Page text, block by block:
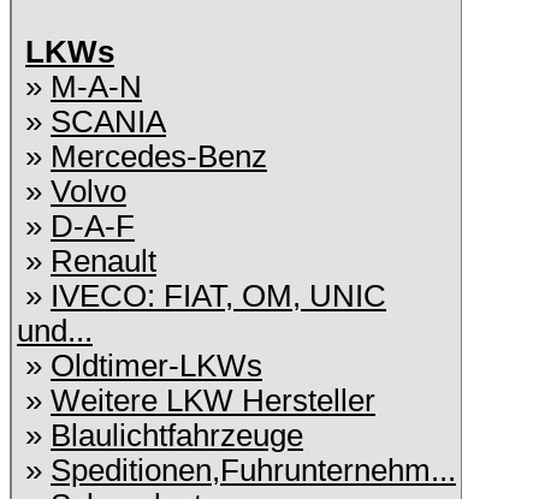
LKWs
» M-A-N
» SCANIA
» Mercedes-Benz
» Volvo
» D-A-F
» Renault
» IVECO: FIAT, OM, UNIC
und...
» Oldtimer-LKWs
» Weitere LKW Hersteller
» Blaulichtfahrzeuge
» Speditionen,Fuhrunternehm...